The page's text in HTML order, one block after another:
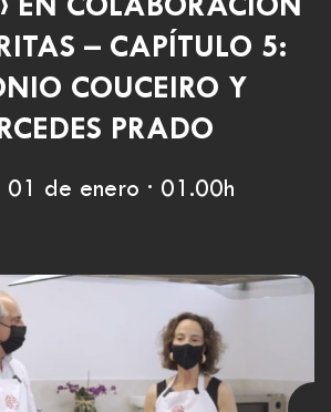
EN COLABORACIÓN
– CAPÍTULO 5:
COUCEIRO Y
PRADO
01 de enero · 01.00h